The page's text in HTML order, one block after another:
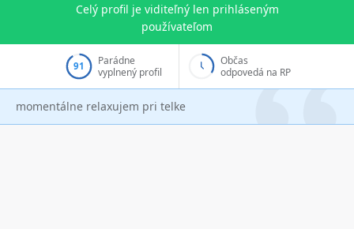
Celý profil je viditeľný len prihláseným
používateľom
91
Parádne
vyplnený profil
Občas
odpovedá na RP
momentálne relaxujem pri telke